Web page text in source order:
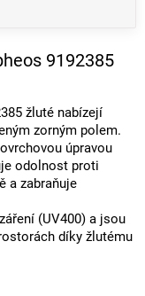
9192385
žluté nabízejí
zorným polem.
úpravou
odolnost proti
a zabraňuje
(UV400) a jsou
díky žlutému